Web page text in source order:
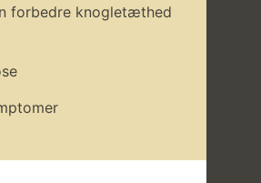
forbedre knogletæthed